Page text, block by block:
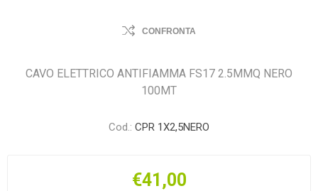
CONFRONTA
CAVO ELETTRICO ANTIFIAMMA FS17 2.5MMQ NERO
100MT
Cod.: CPR 1X2,5NERO
€41,00